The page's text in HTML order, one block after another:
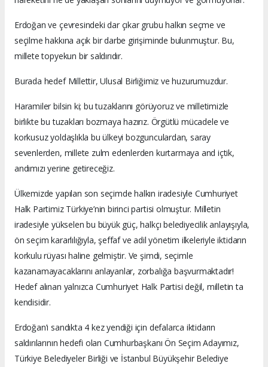
Erdoğan ve çevresindeki dar çıkar grubu halkın seçme ve
seçilme hakkına açık bir darbe girişiminde bulunmuştur. Bu,
millete topyekun bir saldırıdır.
Burada hedef Millettir, Ulusal Birliğimiz ve huzurumuzdur.
Haramiler bilsin ki; bu tuzaklarını görüyoruz ve milletimizle
birlikte bu tuzakları bozmaya hazırız. Örgütlü mücadele ve
korkusuz yoldaşlıkla bu ülkeyi bozgunculardan, saray
sevenlerden, millete zulm edenlerden kurtarmaya and içtik,
andımızı yerine getireceğiz.
Ülkemizde yapılan son seçimde halkın iradesiyle Cumhuriyet
Halk Partimiz Türkiye’nin birinci partisi olmuştur. Milletin
iradesiyle yükselen bu büyük güç, halkçı belediyecilik anlayışıyla,
ön seçim kararlılığıyla, şeffaf ve adil yönetim ilkeleriyle iktidarın
korkulu rüyası haline gelmiştir. Ve şimdi, seçimle
kazanamayacaklarını anlayanlar, zorbalığa başvurmaktadır!
Hedef alınan yalnızca Cumhuriyet Halk Partisi değil, milletin ta
kendisidir.
Erdoğan’ı sandıkta 4 kez yendiği için defalarca iktidarın
saldırılarının hedefi olan Cumhurbaşkanı Ön Seçim Adayımız,
Türkiye Belediyeler Birliği ve İstanbul Büyükşehir Belediye